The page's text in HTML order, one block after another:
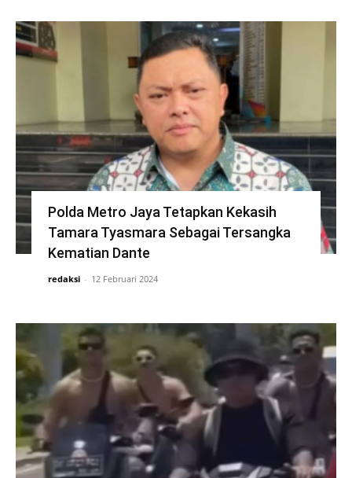
Polda Metro Jaya Tetapkan Kekasih
Tamara Tyasmara Sebagai Tersangka
Kematian Dante
redaksi - 12 Februari 2024